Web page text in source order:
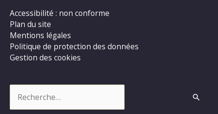
Accessibilité : non conforme
Plan du site
Mentions légales
Politique de protection des données
Gestion des cookies